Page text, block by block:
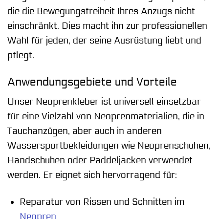
die die Bewegungsfreiheit Ihres Anzugs nicht
einschränkt. Dies macht ihn zur professionellen
Wahl für jeden, der seine Ausrüstung liebt und
pflegt.
Anwendungsgebiete und Vorteile
Unser Neoprenkleber ist universell einsetzbar
für eine Vielzahl von Neoprenmaterialien, die in
Tauchanzügen, aber auch in anderen
Wassersportbekleidungen wie Neoprenschuhen,
Handschuhen oder Paddeljacken verwendet
werden. Er eignet sich hervorragend für:
Reparatur von Rissen und Schnitten im
Neopren